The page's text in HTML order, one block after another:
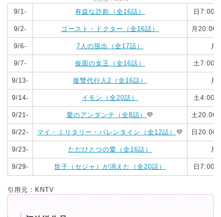
9/1- 有益な詐欺（全16話） 日7:00-
9/2- ゴースト・ドクター（全16話） 月20:00-
9/6- 7人の脱出（全17話） 月
9/7- 仮面の女王（全16話） 土7:00-
9/13- 復讐代行人2（全16話） 月
9/14- イモン（全20話） 土4:00-
9/21- 愛のアンダンテ（全8話） 💜 土20:00-
9/22- マイ・ミリタリー・バレンタイン（全12話） 💜 日20:00-
9/23- ただひとつの愛（全16話） 月
9/29- 世子（セジャ）が消えた（全20話） 日7:00-
引用元：KNTV